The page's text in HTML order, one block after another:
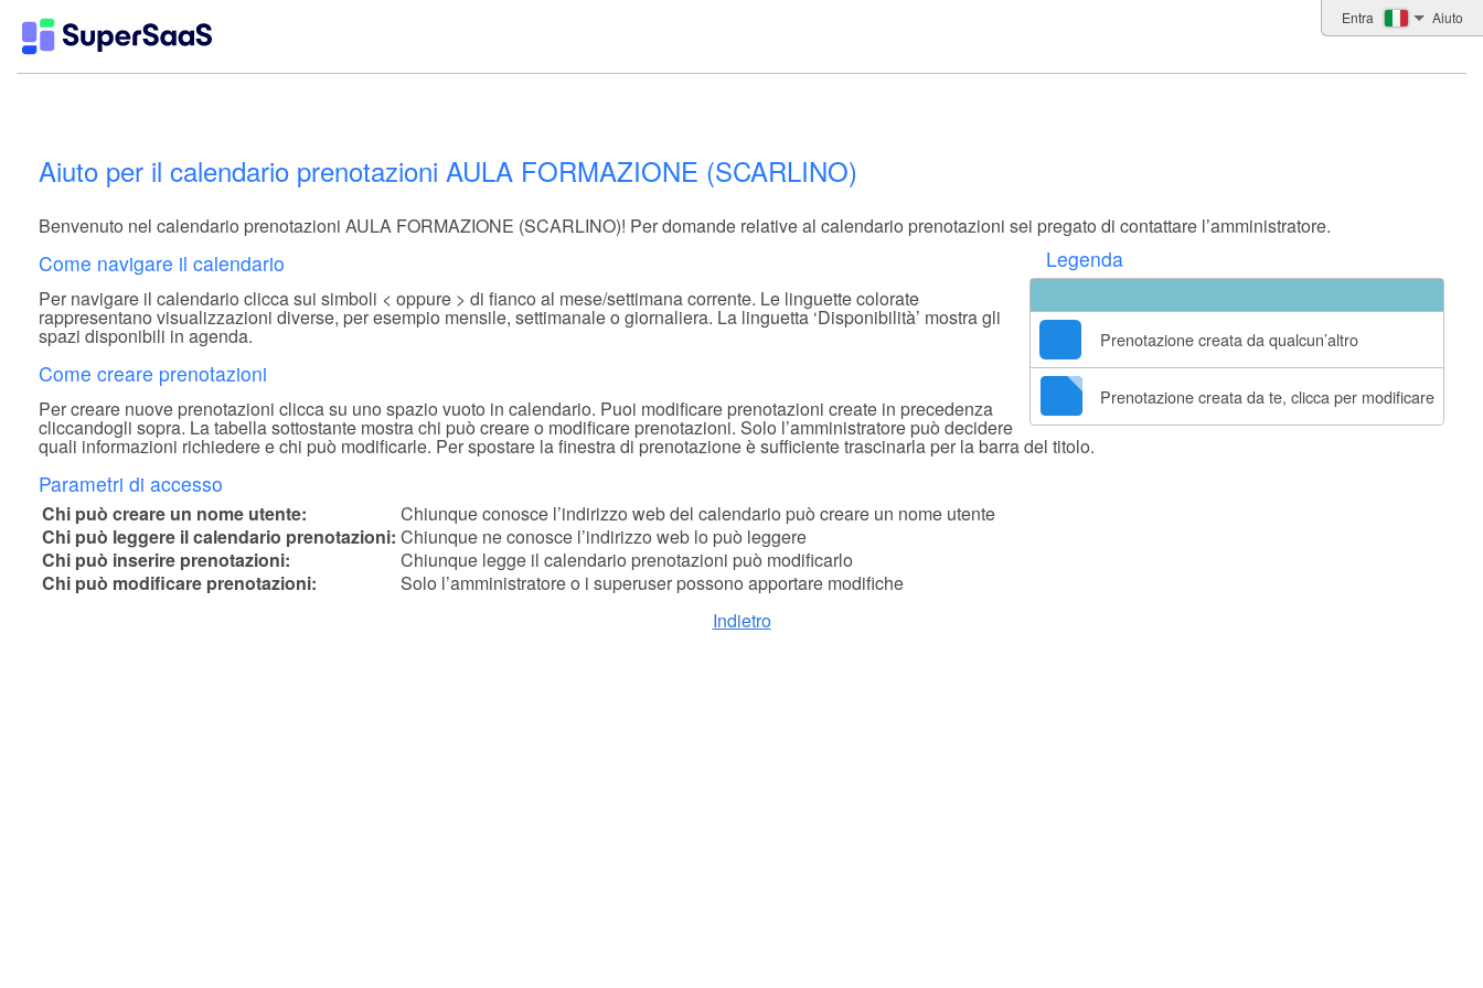
Entra Aiuto
Aiuto per il calendario prenotazioni AULA FORMAZIONE (SCARLINO)
Benvenuto nel calendario prenotazioni AULA FORMAZIONE (SCARLINO)! Per domande relative al calendario prenotazioni sei pregato di contattare l’amministratore.
Legenda
Prenotazione creata da qualcun’altro
Prenotazione creata da te, clicca per modificare
Come navigare il calendario
Per navigare il calendario clicca sui simboli < oppure > di fianco al mese/settimana corrente. Le linguette colorate
rappresentano visualizzazioni diverse, per esempio mensile, settimanale o giornaliera. La linguetta ‘Disponibilità’ mostra gli
spazi disponibili in agenda.
Come creare prenotazioni
Per creare nuove prenotazioni clicca su uno spazio vuoto in calendario. Puoi modificare prenotazioni create in precedenza
cliccandogli sopra. La tabella sottostante mostra chi può creare o modificare prenotazioni. Solo l’amministratore può decidere
quali informazioni richiedere e chi può modificarle. Per spostare la finestra di prenotazione è sufficiente trascinarla per la barra del titolo.
Parametri di accesso
Chi può creare un nome utente:
Chiunque conosce l’indirizzo web del calendario può creare un nome utente
Chi può leggere il calendario prenotazioni: Chiunque ne conosce l’indirizzo web lo può leggere
Chi può inserire prenotazioni:
Chiunque legge il calendario prenotazioni può modificarlo
Chi può modificare prenotazioni:
Solo l’amministratore o i superuser possono apportare modifiche
Indietro